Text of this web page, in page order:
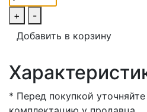
+
-
Добавить в корзину
* Перед покупкой